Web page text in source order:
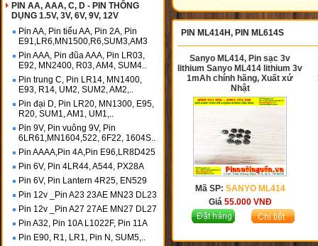
PIN AA, AAA, C, D - PIN THÔNG
DỤNG 1.5V, 3V, 6V, 9V, 12V
Pin AA, Pin tiểu AA, Pin 2A, Pin
E91,LR6,MN1500,R6,SUM3,AM3
Pin AAA, Pin đũa AAA, Pin LR03,
E92, MN2400, R03, AM4, SUM4..
Pin trung C, Pin LR14, MN1400,
E93, R14, UM2, SUM2, AM2,..
Pin đại D, Pin LR20, MN1300, E95,
R20, SUM1, AM1, UM1,..
Pin 9V, Pin vuông 9V, Pin
6LR61,MN1604,522, 6F22, 1604S..
Pin AAAA,Pin 4A,Pin E96,LR8D425
Pin 6V, Pin 4LR44, A544, PX28A
Pin 6V, Pin Lantern 4R25, EN529
Pin 12v _Pin A23 23AE MN23 DL23
Pin 12v _Pin A27 27AE MN27 DL27
Pin A32, Pin 10A L1022F, Pin 11A
Pin E90, R1, LR1, Pin N, SUM5,..
PIN ML414H, PIN ML614S
Sanyo ML414, Pin sạc 3v
lithium Sanyo ML414 lithium 3v
1mAh chính hãng, Xuất xứ
Nhật
Mã SP: SANYO ML414
Giá 55.000 VNĐ